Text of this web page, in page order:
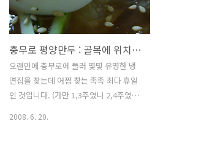
충무로 평양만두 : 골목에 위치한 오래된 만두집
오랜만에 충무로에 들러 몇몇 유명한 냉
면집을 찾는데 어쩜 찾는 족족 죄다 휴일
인 것입니다. (가만 1,3주였나 2,4주였
2008. 6. 20.